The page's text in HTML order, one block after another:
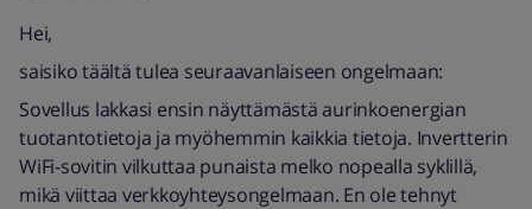
Hei,
saisiko täältä tulea seuraavanlaiseen ongelmaan:
Sovellus lakkasi ensin näyttämästä aurinkoenergian
tuotantotietoja ja myöhemmin kaikkia tietoja. Invertterin
WiFi-sovitin vilkuttaa punaista melko nopealla syklillä,
mikä viittaa verkkoyhteysongelmaan. En ole tehnyt